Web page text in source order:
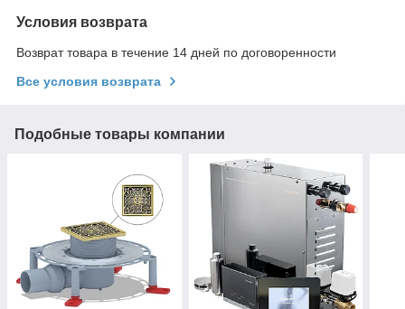
Условия возврата
Возврат товара в течение 14 дней по договоренности
Все условия возврата
Подобные товары компании